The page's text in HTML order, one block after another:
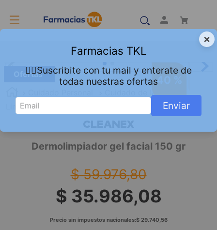
Ofertas 40 %
Limpieza
Dermolimpiador gel facial 150 gr
Dermolimpiador gel facial 150 gr
$ 59.976,80
$ 35.986,08
Precio sin impuestos nacionales:$ 29.740,56
×
Farmacias TKL
👇🏻Suscribite con tu mail y enterate de
todas nuestras ofertas
Enviar